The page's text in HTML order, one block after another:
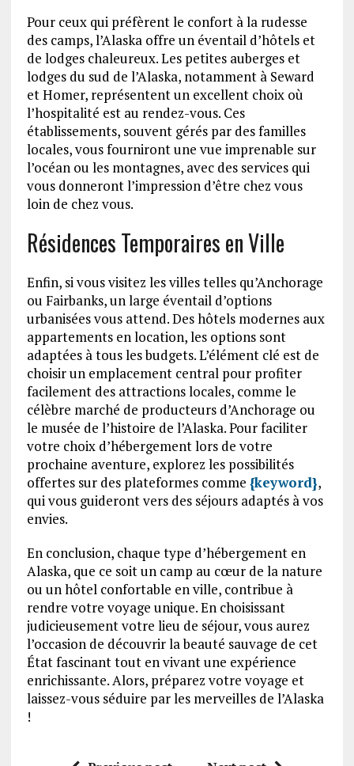
Pour ceux qui préfèrent le confort à la rudesse
des camps, l’Alaska offre un éventail d’hôtels et
de lodges chaleureux. Les petites auberges et
lodges du sud de l’Alaska, notamment à Seward
et Homer, représentent un excellent choix où
l’hospitalité est au rendez-vous. Ces
établissements, souvent gérés par des familles
locales, vous fourniront une vue imprenable sur
l’océan ou les montagnes, avec des services qui
vous donneront l’impression d’être chez vous
loin de chez vous.
Résidences Temporaires en Ville
Enfin, si vous visitez les villes telles qu’Anchorage
ou Fairbanks, un large éventail d’options
urbanisées vous attend. Des hôtels modernes aux
appartements en location, les options sont
adaptées à tous les budgets. L’élément clé est de
choisir un emplacement central pour profiter
facilement des attractions locales, comme le
célèbre marché de producteurs d’Anchorage ou
le musée de l’histoire de l’Alaska. Pour faciliter
votre choix d’hébergement lors de votre
prochaine aventure, explorez les possibilités
offertes sur des plateformes comme {keyword},
qui vous guideront vers des séjours adaptés à vos
envies.
En conclusion, chaque type d’hébergement en
Alaska, que ce soit un camp au cœur de la nature
ou un hôtel confortable en ville, contribue à
rendre votre voyage unique. En choisissant
judicieusement votre lieu de séjour, vous aurez
l’occasion de découvrir la beauté sauvage de cet
État fascinant tout en vivant une expérience
enrichissante. Alors, préparez votre voyage et
laissez-vous séduire par les merveilles de l’Alaska
!